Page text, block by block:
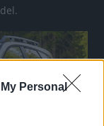
Personal